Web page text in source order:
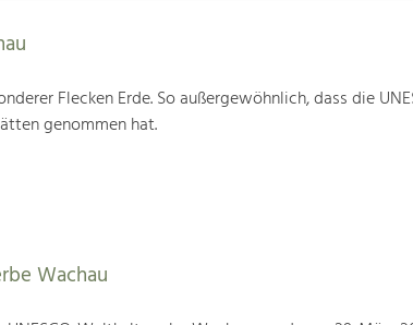
Flecken Erde. So außergewöhnlich, dass die
genommen hat.
Wachau